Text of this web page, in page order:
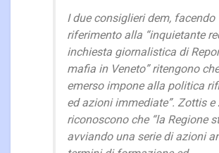
I due consiglieri dem, facendo
riferimento alla “inquietante
inchiesta giornalistica di
mafia in Veneto” ritengono
emerso impone alla politica
ed azioni immediate”. Zottis
riconoscono che “la Regione
avviando una serie di azioni